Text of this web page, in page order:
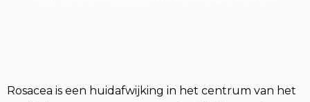
Rosacea is een huidafwijking in het centrum van het